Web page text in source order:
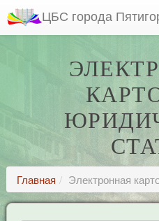
ЦБС города
Главная Электронная